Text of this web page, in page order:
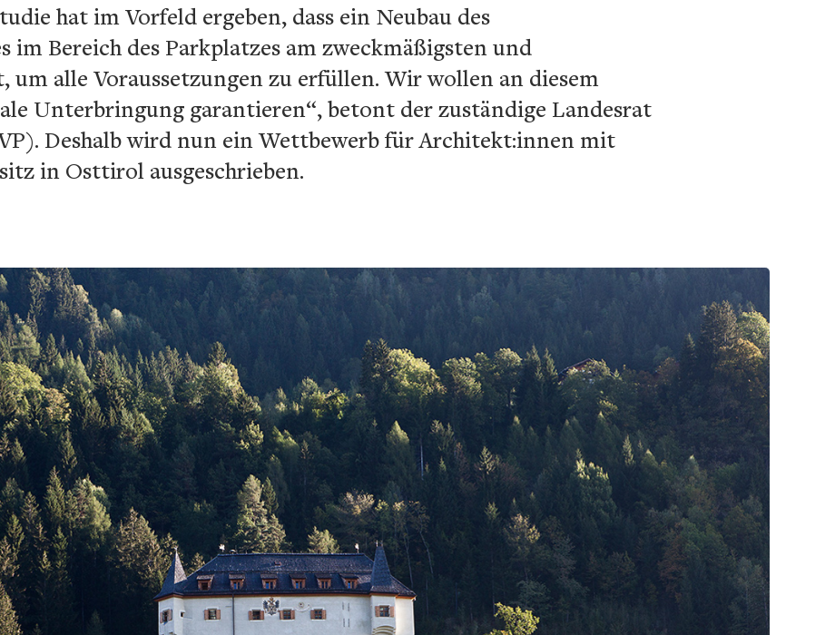
hat im Vorfeld ergeben, dass ein Neubau des
im Bereich des Parkplatzes am zweckmäßigsten und
alle Voraussetzungen zu erfüllen. Wir wollen an diesem
Unterbringung garantieren“, betont der zuständige Landesrat
Deshalb wird nun ein Wettbewerb für Architekt:innen mit
in Osttirol ausgeschrieben.